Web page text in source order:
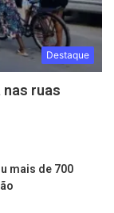
Destaque
nas ruas
mais de 700